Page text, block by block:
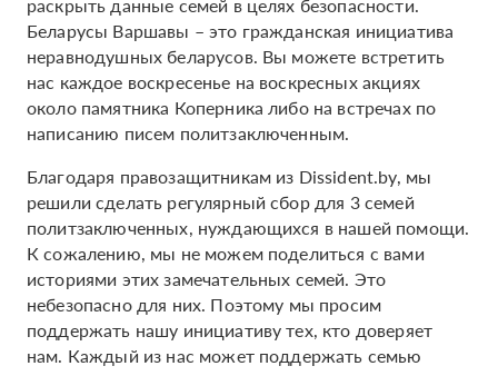
Беларусы Варшавы – это гражданская инициатива
неравнодушных беларусов. Вы можете встретить
нас каждое воскресенье на воскресных акциях
около памятника Коперника либо на встречах по
написанию писем политзаключенным.
Благодаря правозащитникам из Dissident.by, мы
решили сделать регулярный сбор для 3 семей
политзаключенных, нуждающихся в нашей помощи.
К сожалению, мы не можем поделиться с вами
историями этих замечательных семей. Это
небезопасно для них. Поэтому мы просим
поддержать нашу инициативу тех, кто доверяет
нам. Каждый из нас может поддержать семью